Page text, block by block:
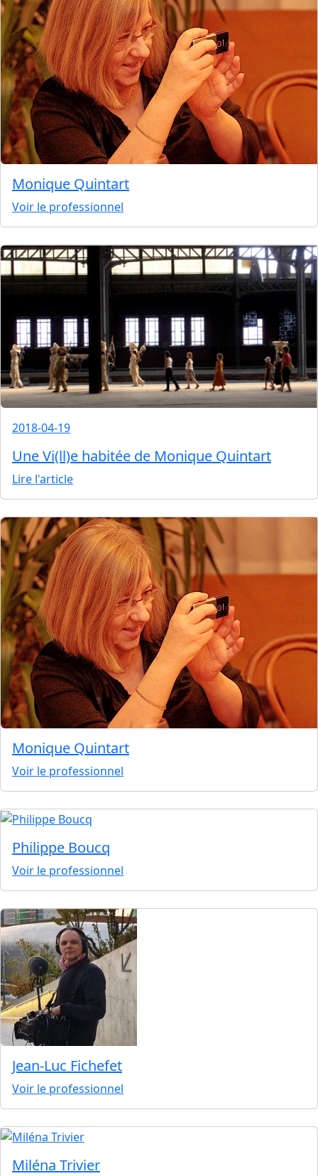
Monique Quintart
Voir le professionnel
2018-04-19
Une Vi(ll)e habitée de Monique Quintart
Lire l'article
Monique Quintart
Voir le professionnel
Philippe Boucq
Voir le professionnel
Jean-Luc Fichefet
Voir le professionnel
Miléna Trivier